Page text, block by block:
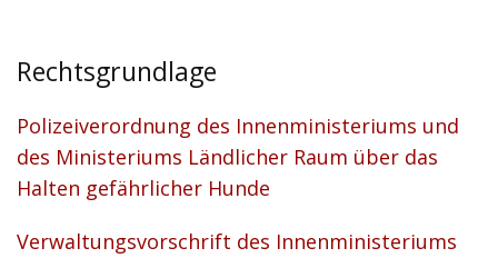
Rechtsgrundlage
Polizeiverordnung des Innenministeriums und
des Ministeriums Ländlicher Raum über das
Halten gefährlicher Hunde
Verwaltungsvorschrift des Innenministeriums